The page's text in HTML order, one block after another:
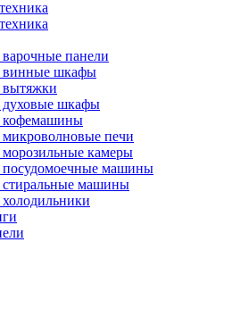
панели
винные шкафы
вытяжки
духовые шкафы
кофемашины
печи
камеры
посудомоечные машины
стиральные машины